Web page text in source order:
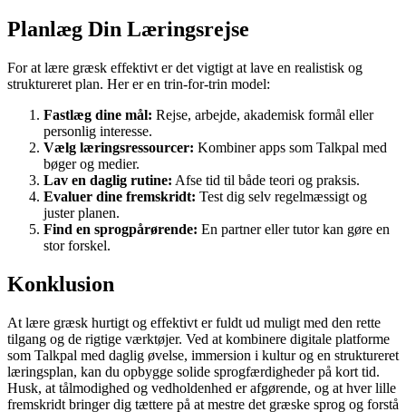
Planlæg Din Læringsrejse
For at lære græsk effektivt er det vigtigt at lave en realistisk og
struktureret plan. Her er en trin-for-trin model:
Fastlæg dine mål: Rejse, arbejde, akademisk formål eller
personlig interesse.
Vælg læringsressourcer: Kombiner apps som Talkpal med
bøger og medier.
Lav en daglig rutine: Afse tid til både teori og praksis.
Evaluer dine fremskridt: Test dig selv regelmæssigt og
juster planen.
Find en sprogpårørende: En partner eller tutor kan gøre en
stor forskel.
Konklusion
At lære græsk hurtigt og effektivt er fuldt ud muligt med den rette
tilgang og de rigtige værktøjer. Ved at kombinere digitale platforme
som Talkpal med daglig øvelse, immersion i kultur og en struktureret
læringsplan, kan du opbygge solide sprogfærdigheder på kort tid.
Husk, at tålmodighed og vedholdenhed er afgørende, og at hver lille
fremskridt bringer dig tættere på at mestre det græske sprog og forstå